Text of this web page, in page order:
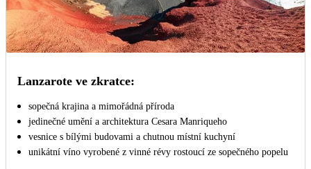
Lanzarote ve zkratce:
sopečná krajina a mimořádná příroda
jedinečné umění a architektura Cesara Manriqueho
vesnice s bílými budovami a chutnou místní kuchyní
unikátní víno vyrobené z vinné révy rostoucí ze sopečného popelu